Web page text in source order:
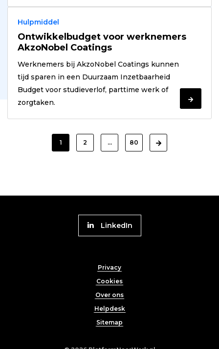
Hulpmiddel
Ontwikkelbudget voor werknemers
AkzoNobel Coatings
Werknemers bij AkzoNobel Coatings kunnen
tijd sparen in een Duurzaam Inzetbaarheid
Budget voor studieverlof, parttime werk of
zorgtaken.
Verder
lezen
1 2 … 80 next
Footer
menu
Privacy
Cookies
Over ons
Helpdesk
Sitemap
Volg
Platform
Werk
LinkedIn